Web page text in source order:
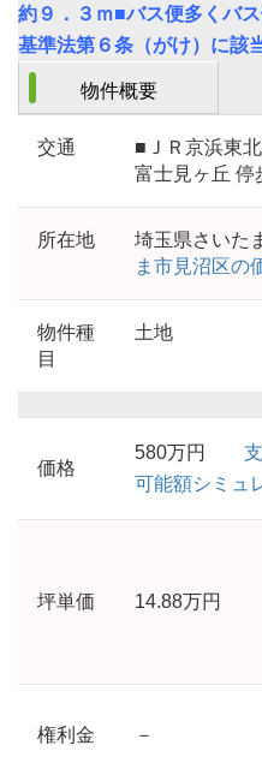
約９．３ｍ■バス便多くバ
基準法第６条（がけ）に該
物件概要
交通
■ＪＲ京浜東
富士見ヶ丘 停
所在地 埼玉県さいた
ま市見沼区の
物件種
目
土地
価格
580万円
可能額シミュ
坪単価 14.88万円
権利金 －